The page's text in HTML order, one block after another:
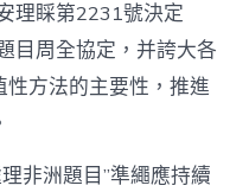
理睬第2231號決定
目周全協定，并誇大各
方法的主要性，推進
非洲題目”準繩應持續